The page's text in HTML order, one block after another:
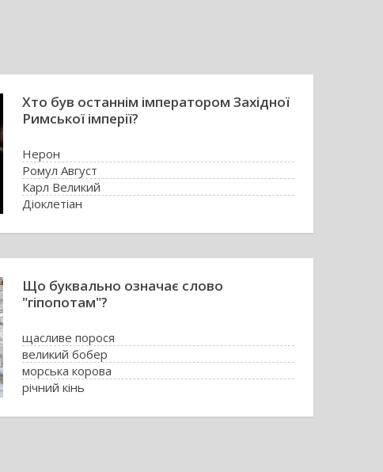
Хто був останнім імператором Західної
Римської імперії?
Нерон
Ромул Август
Карл Великий
Діоклетіан
Що буквально означає слово
"гіпопотам"?
щасливе порося
великий бобер
морська корова
річний кінь